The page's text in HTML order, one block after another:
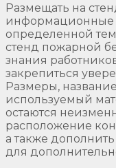
Размещать на
информационные
определенной
стенд пожарной
знания
закрепиться
Размеры,
используемый
остаются
расположение
а также
для